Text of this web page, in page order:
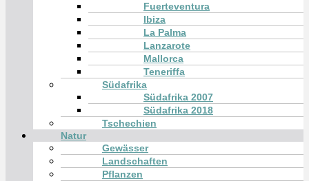
Fuerteventura
Ibiza
La Palma
Lanzarote
Mallorca
Teneriffa
Südafrika
Südafrika 2007
Südafrika 2018
Tschechien
Natur
Gewässer
Landschaften
Pflanzen